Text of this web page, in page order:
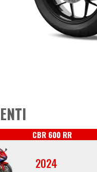
CBR 600 RR
2024